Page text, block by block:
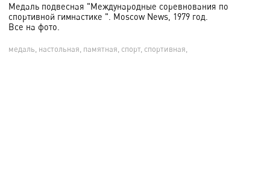
Медаль подвесная "Международные соревнования по
спортивной гимнастике ". Moscow News, 1979 год.
Все на фото.
медаль, настольная, памятная, спорт, спортивная,